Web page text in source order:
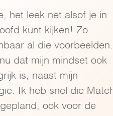
het leek net alsof je in
kunt kijken! Zo
al die voorbeelden.
dat mijn mindset ook
is, naast mijn
Ik heb snel die
ook voor de